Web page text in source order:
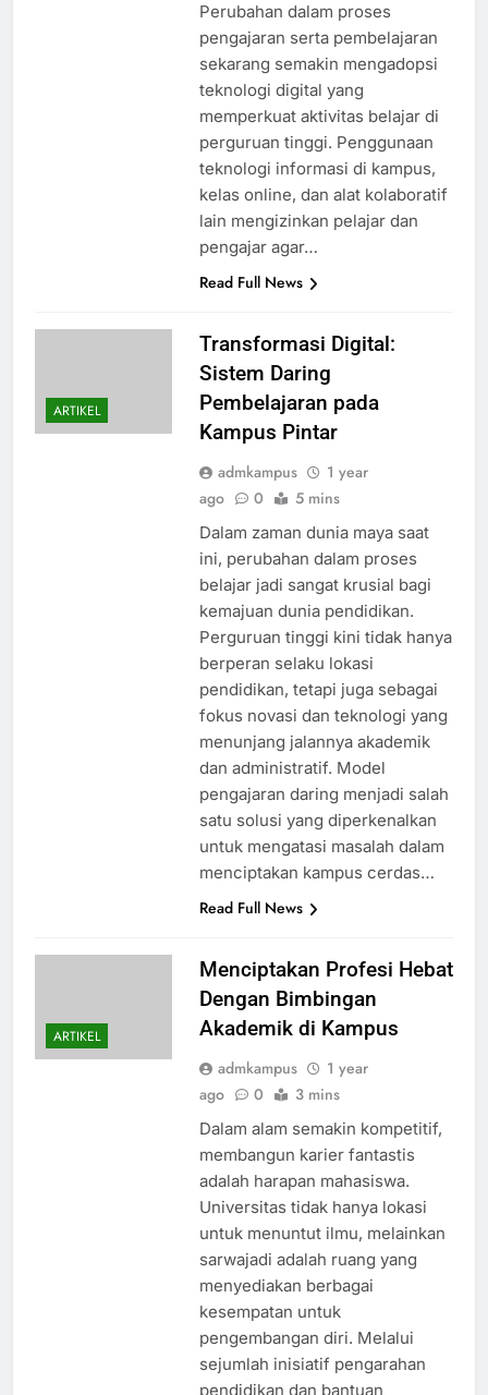
Perubahan dalam proses
pengajaran serta pembelajaran
sekarang semakin mengadopsi
teknologi digital yang
memperkuat aktivitas belajar di
perguruan tinggi. Penggunaan
teknologi informasi di kampus,
kelas online, dan alat kolaboratif
lain mengizinkan pelajar dan
pengajar agar…
Read Full News
ARTIKEL
Transformasi Digital:
Sistem Daring
Pembelajaran pada
Kampus Pintar
admkampus
1 year
ago
0 5 mins
Dalam zaman dunia maya saat
ini, perubahan dalam proses
belajar jadi sangat krusial bagi
kemajuan dunia pendidikan.
Perguruan tinggi kini tidak hanya
berperan selaku lokasi
pendidikan, tetapi juga sebagai
fokus novasi dan teknologi yang
menunjang jalannya akademik
dan administratif. Model
pengajaran daring menjadi salah
satu solusi yang diperkenalkan
untuk mengatasi masalah dalam
menciptakan kampus cerdas…
Read Full News
ARTIKEL
Menciptakan Profesi Hebat
Dengan Bimbingan
Akademik di Kampus
admkampus
1 year
ago
0 3 mins
Dalam alam semakin kompetitif,
membangun karier fantastis
adalah harapan mahasiswa.
Universitas tidak hanya lokasi
untuk menuntut ilmu, melainkan
sarwajadi adalah ruang yang
menyediakan berbagai
kesempatan untuk
pengembangan diri. Melalui
sejumlah inisiatif pengarahan
pendidikan dan bantuan